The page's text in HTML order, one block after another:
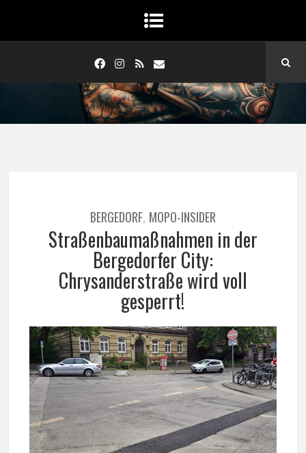
BERGEDORF, MOPO-INSIDER
Straßenbaumaßnahmen in der
Bergedorfer City:
Chrysanderstraße wird voll
gesperrt!